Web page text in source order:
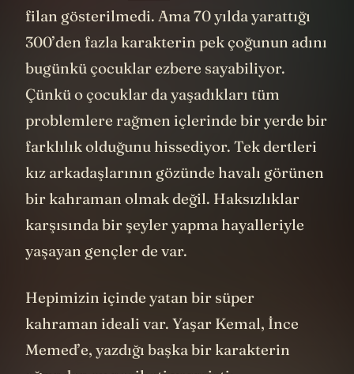
filan gösterilmedi. Ama 70 yılda yarattığı
300’den fazla karakterin pek çoğunun adını
bugünkü çocuklar ezbere sayabiliyor.
Çünkü o çocuklar da yaşadıkları tüm
problemlere rağmen içlerinde bir yerde bir
farklılık olduğunu hissediyor. Tek dertleri
kız arkadaşlarının gözünde havalı görünen
bir kahraman olmak değil. Haksızlıklar
karşısında bir şeyler yapma hayalleriyle
yaşayan gençler de var.
Hepimizin içinde yatan bir süper
kahraman ideali var. Yaşar Kemal, İnce
Memed’e, yazdığı başka bir karakterin